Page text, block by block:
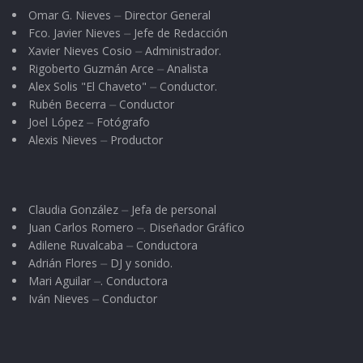
año.Omar G. Nieves ⏤ Director General
Fco. Javier Nieves ⏤ Jefe de Redacción
Xavier Nieves Cosio ⏤ Administrador.
Rigoberto Guzmán Arce ⏤ Analista
Alex Solis "El Chaveto" ⏤ Conductor.
Rubén Becerra ⏤ Conductor
Joel López ⏤ Fotógrafo
Alexis Nieves ⏤ Productor
Claudia González ⏤ Jefa de personal
Juan Carlos Romero ⏤. Diseñador Gráfico
Adilene Ruvalcaba ⏤ Conductora
Adrián Flores ⏤ DJ y sonido.
Mari Aguilar ⏤. Conductora
Iván Nieves ⏤ Conductor